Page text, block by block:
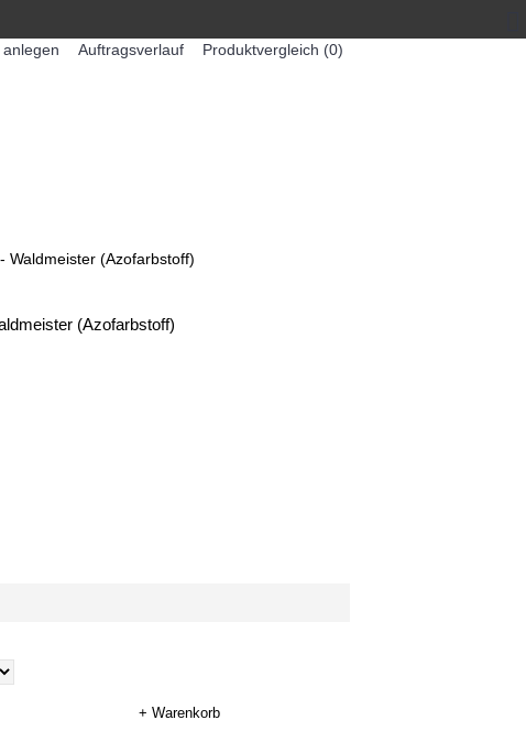
Auftragsverlauf Produktvergleich (0)
Waldmeister (Azofarbstoff)
(Azofarbstoff)
+ Warenkorb